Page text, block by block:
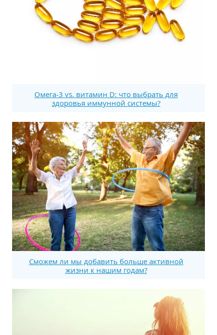
Омега-3 vs. витамин D: что выбрать для
здоровья иммунной системы?
Сможем ли мы добавить больше активной
жизни к нашим годам?